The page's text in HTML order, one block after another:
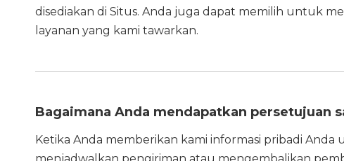
disediakan di Situs. Anda juga dapat memilih untuk
layanan yang kami tawarkan.
Bagaimana Anda mendapatkan persetujuan
Ketika Anda memberikan kami informasi pribadi